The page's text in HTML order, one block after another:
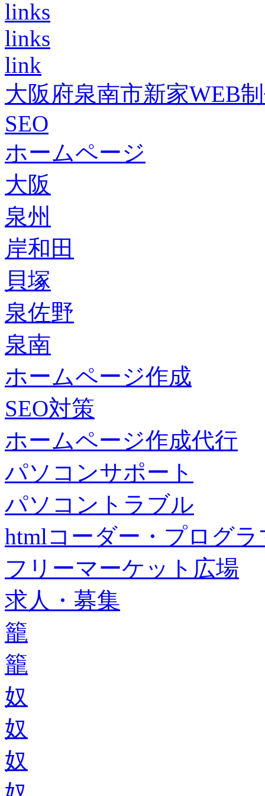
links
links
link
大阪府泉南市新家WEB
SEO
ホームページ
大阪
泉州
岸和田
貝塚
泉佐野
泉南
ホームページ作成
SEO対策
ホームページ作成代行
パソコンサポート
パソコントラブル
htmlコーダー・プログラ
フリーマーケット広場
求人・募集
籠
籠
奴
奴
奴